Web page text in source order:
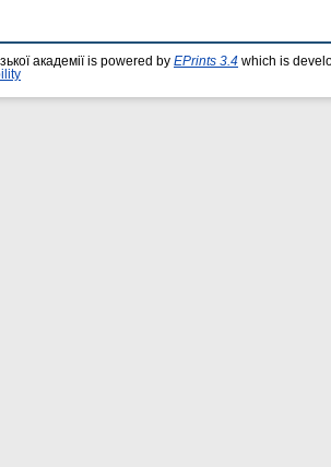
академії is powered by EPrints 3.4 which is